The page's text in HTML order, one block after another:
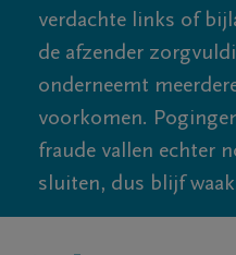
verdachte links of
de afzender
onderneemt
voorkomen.
fraude vallen echter
sluiten, dus blijf